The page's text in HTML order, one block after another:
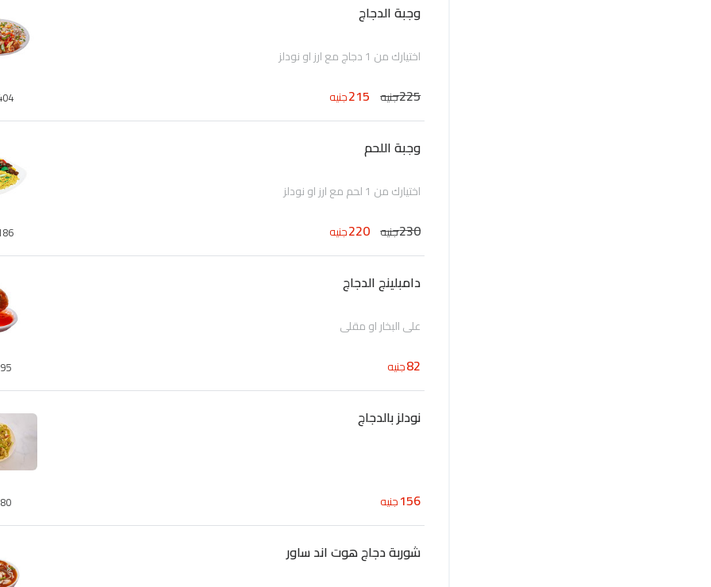
وجبة الدجاج
اختيارك من 1 دجاج مع ارز او نودلز
225جنيه 215جنيه
وجبة اللحم
اختيارك من 1 لحم مع ارز او نودلز
230جنيه 220جنيه
دامبلينج الدجاج
على البخار او مقلي
82جنيه 95
نودلز بالدجاج
156جنيه 80
شوربة دجاج هوت اند ساور